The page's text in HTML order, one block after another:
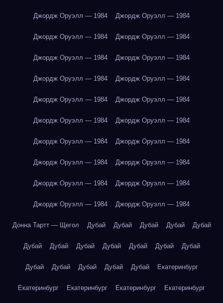
Джордж Оруэлл — 1984 Джордж Оруэлл — 1984
Джордж Оруэлл — 1984 Джордж Оруэлл — 1984
Джордж Оруэлл — 1984 Джордж Оруэлл — 1984
Джордж Оруэлл — 1984 Джордж Оруэлл — 1984
Джордж Оруэлл — 1984 Джордж Оруэлл — 1984
Джордж Оруэлл — 1984 Джордж Оруэлл — 1984
Джордж Оруэлл — 1984 Джордж Оруэлл — 1984
Джордж Оруэлл — 1984 Джордж Оруэлл — 1984
Джордж Оруэлл — 1984 Джордж Оруэлл — 1984
Джордж Оруэлл — 1984 Джордж Оруэлл — 1984
Донна Тартт — Щегол Дубай Дубай Дубай Дубай Дубай
Дубай Дубай Дубай Дубай Дубай Дубай Дубай
Дубай Дубай Дубай Дубай Дубай Екатеринбург
Екатеринбург Екатеринбург Екатеринбург Екатеринбург